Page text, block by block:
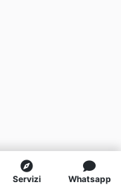
Servizi Whatsapp